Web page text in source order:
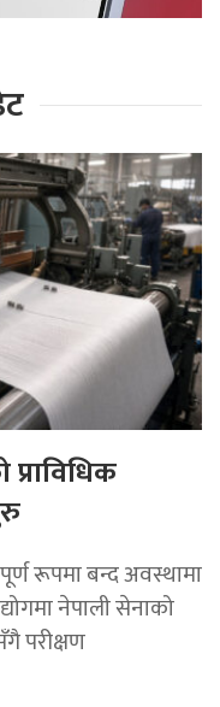
रूपमा बन्द अवस्थामा
नेपाली सेनाको
परीक्षण